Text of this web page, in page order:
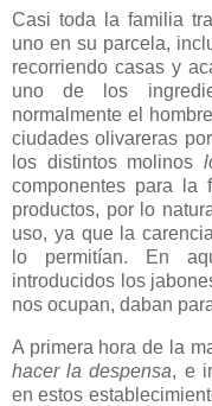
Casi toda la familia
uno en su parcela,
recorriendo casas y
uno de los
normalmente el
ciudades olivareras
los distintos molinos
componentes para la
productos, por lo
uso, ya que la
lo permitían. En
introducidos los
nos ocupan, daban
A primera hora de la
hacer la despensa, e
en estos